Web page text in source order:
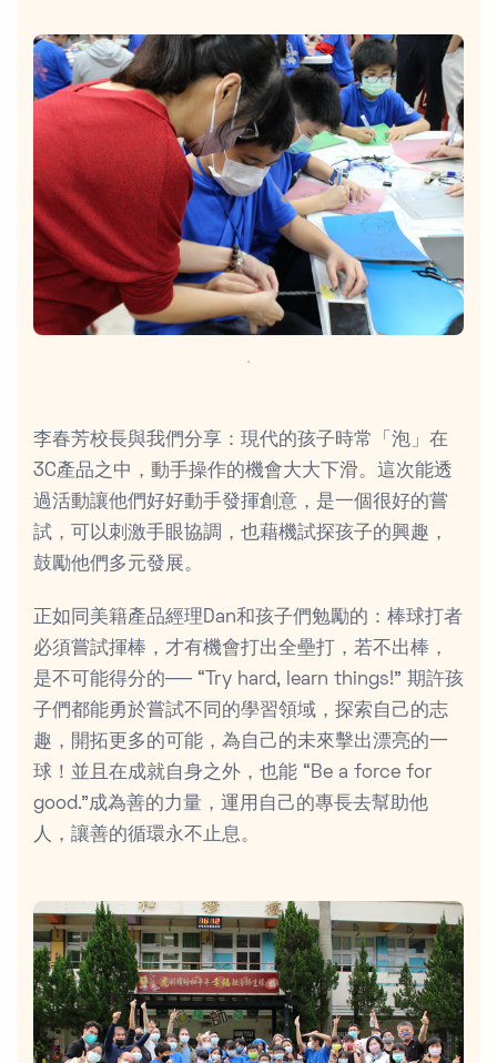
．
李春芳校長與我們分享：現代的孩子時常「泡」在
3C產品之中，動手操作的機會大大下滑。這次能透
過活動讓他們好好動手發揮創意，是一個很好的嘗
試，可以刺激手眼協調，也藉機試探孩子的興趣，
鼓勵他們多元發展。
正如同美籍產品經理Dan和孩子們勉勵的：棒球打者
必須嘗試揮棒，才有機會打出全壘打，若不出棒，
是不可能得分的── “Try hard, learn things!” 期許孩
子們都能勇於嘗試不同的學習領域，探索自己的志
趣，開拓更多的可能，為自己的未來擊出漂亮的一
球！並且在成就自身之外，也能 “Be a force for
good.”成為善的力量，運用自己的專長去幫助他
人，讓善的循環永不止息。